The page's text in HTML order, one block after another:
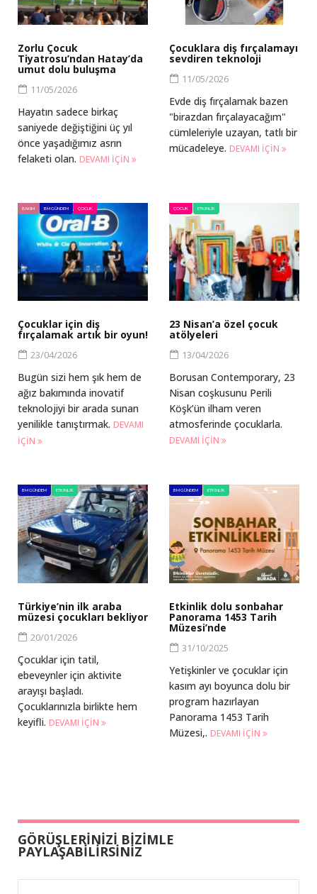
Zorlu Çocuk
Tiyatrosu’ndan Hatay’da
umut dolu buluşma
11/05/2026
Hayatın sadece birkaç
saniyede değiştiğini üç yıl
önce yaşadığımız asrın
felaketi olan. DEVAMI IÇIN
Çocuklara diş fırçalamayı
sevdiren teknoloji
11/05/2026
Evde diş fırçalamak bazen
"birazdan fırçalayacağım"
cümleleriyle uzayan, tatlı bir
mücadeleye. DEVAMI IÇIN
BAKIM BM GÜNDEM ÇOCUK
Çocuklar için diş
fırçalamak artık bir oyun!
23/04/2026
Bugün sizi hem şık hem de
ağız bakımında inovatif
teknolojiyi bir arada sunan
yenilikle tanıştırmak. DEVAMI
IÇIN
ÇOCUK ETKINLIK
23 Nisan’a özel çocuk
atölyeleri
13/04/2026
Borusan Contemporary, 23
Nisan coşkusunu Perili
Köşk’ün ilham veren
atmosferinde çocuklarla.
DEVAMI IÇIN
BM GÜNDEM ETKINLIK
Türkiye’nin ilk araba
müzesi çocukları bekliyor
20/01/2026
Çocuklar için tatil,
ebeveynler için aktivite
arayışı başladı.
Çocuklarınızla birlikte hem
keyifli. DEVAMI IÇIN
BM GÜNDEM ETKINLIK
Etkinlik dolu sonbahar
Panorama 1453 Tarih
Müzesi’nde
31/10/2025
Yetişkinler ve çocuklar için
kasım ayı boyunca dolu bir
program hazırlayan
Panorama 1453 Tarih
Müzesi,. DEVAMI IÇIN
GÖRÜŞLERİNİZİ BİZİMLE
PAYLAŞABİLİRSİNİZ